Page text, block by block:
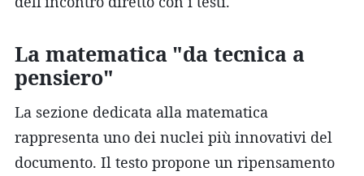
La matematica "da tecnica a
pensiero"
La sezione dedicata alla matematica
rappresenta uno dei nuclei più innovativi del
documento. Il testo propone un ripensamento